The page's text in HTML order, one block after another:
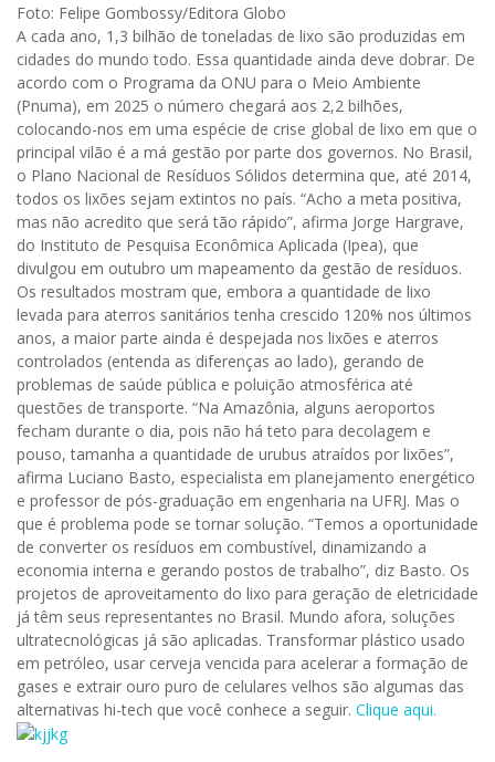
Foto: Felipe Gombossy/Editora Globo
A cada ano, 1,3 bilhão de toneladas de lixo são produzidas em
cidades do mundo todo. Essa quantidade ainda deve dobrar. De
acordo com o Programa da ONU para o Meio Ambiente
(Pnuma), em 2025 o número chegará aos 2,2 bilhões,
colocando-nos em uma espécie de crise global de lixo em que o
principal vilão é a má gestão por parte dos governos. No Brasil,
o Plano Nacional de Resíduos Sólidos determina que, até 2014,
todos os lixões sejam extintos no país. “Acho a meta positiva,
mas não acredito que será tão rápido”, afirma Jorge Hargrave,
do Instituto de Pesquisa Econômica Aplicada (Ipea), que
divulgou em outubro um mapeamento da gestão de resíduos.
Os resultados mostram que, embora a quantidade de lixo
levada para aterros sanitários tenha crescido 120% nos últimos
anos, a maior parte ainda é despejada nos lixões e aterros
controlados (entenda as diferenças ao lado), gerando de
problemas de saúde pública e poluição atmosférica até
questões de transporte. “Na Amazônia, alguns aeroportos
fecham durante o dia, pois não há teto para decolagem e
pouso, tamanha a quantidade de urubus atraídos por lixões”,
afirma Luciano Basto, especialista em planejamento energético
e professor de pós-graduação em engenharia na UFRJ. Mas o
que é problema pode se tornar solução. “Temos a oportunidade
de converter os resíduos em combustível, dinamizando a
economia interna e gerando postos de trabalho”, diz Basto. Os
projetos de aproveitamento do lixo para geração de eletricidade
já têm seus representantes no Brasil. Mundo afora, soluções
ultratecnológicas já são aplicadas. Transformar plástico usado
em petróleo, usar cerveja vencida para acelerar a formação de
gases e extrair ouro puro de celulares velhos são algumas das
alternativas hi-tech que você conhece a seguir. Clique aqui.